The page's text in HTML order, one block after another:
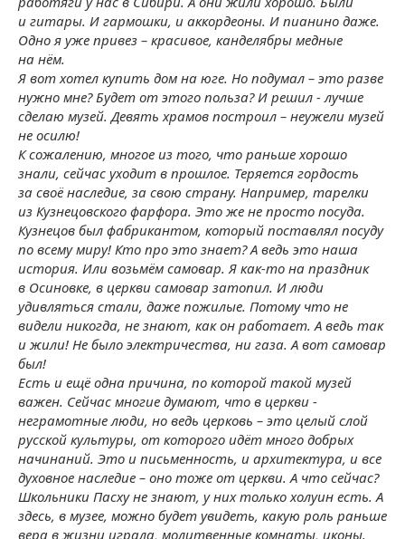
и гитары. И гармошки, и аккордеоны. И пианино даже.
Одно я уже привез – красивое, канделябры медные
на нём.
Я вот хотел купить дом на юге. Но подумал – это разве
нужно мне? Будет от этого польза? И решил - лучше
сделаю музей. Девять храмов построил – неужели музей
не осилю!
К сожалению, многое из того, что раньше хорошо
знали, сейчас уходит в прошлое. Теряется гордость
за своё наследие, за свою страну. Например, тарелки
из Кузнецовского фарфора. Это же не просто посуда.
Кузнецов был фабрикантом, который поставлял посуду
по всему миру! Кто про это знает? А ведь это наша
история. Или возьмём самовар. Я как-то на праздник
в Осиновке, в церкви самовар затопил. И люди
удивляться стали, даже пожилые. Потому что не
видели никогда, не знают, как он работает. А ведь так
и жили! Не было электричества, ни газа. А вот самовар
был!
Есть и ещё одна причина, по которой такой музей
важен. Сейчас многие думают, что в церкви -
неграмотные люди, но ведь церковь – это целый слой
русской культуры, от которого идёт много добрых
начинаний. Это и письменность, и архитектура, и все
духовное наследие – оно тоже от церкви. А что сейчас?
Школьники Пасху не знают, у них только холуин есть. А
здесь, в музее, можно будет увидеть, какую роль раньше
вера в жизни играла, молитвенные комнаты, иконы.